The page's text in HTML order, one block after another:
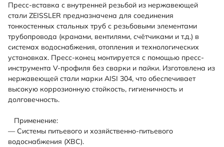
Пресс-вставка с внутренней резьбой из нержавеющей
стали ZEISSLER предназначена для соединения
тонкостенных стальных труб с резьбовыми элементами
трубопровода (кранами, вентилями, счётчиками и т.д.) в
системах водоснабжения, отопления и технологических
установках. Пресс-конец монтируется с помощью пресс-
инструмента V-профиля без сварки и пайки. Изготовлена из
нержавеющей стали марки AISI 304, что обеспечивает
высокую коррозионную стойкость, гигиеничность и
долговечность.
Применение:
— Системы питьевого и хозяйственно-питьевого
водоснабжения (ХВС).